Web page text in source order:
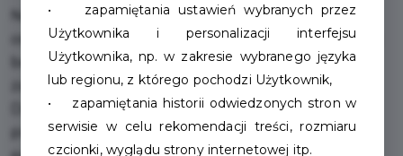
Nasz sklep jest w pełni przystosowany do potrzeb
osób z niepełnosprawnością. Wejście do sklepu jest
bezprogowe, bez schodów i krawężników, co
zapewnia wygodne i bezpieczne poruszanie się.
Dodatkowo, nasze ekspedientki są odpowiednio
przeszkolone, aby wspierać osoby z różnymi
• zapamiętania ustawień wybranych przez
Użytkownika i personalizacji interfejsu
Użytkownika, np. w zakresie wybranego języka
lub regionu, z którego pochodzi Użytkownik,
• zapamiętania historii odwiedzonych stron w
serwisie w celu rekomendacji treści, rozmiaru
czcionki, wyglądu strony internetowej itp.